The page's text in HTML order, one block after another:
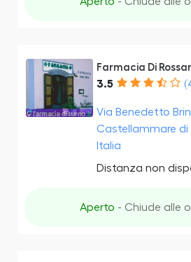
Farmacia Di
3.5
Via Benedetto
Castellammare di
Italia
Distanza non
Aperto - Chiude alle